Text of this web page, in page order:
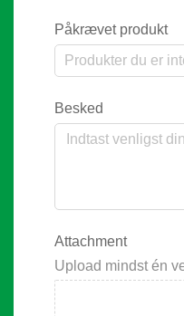
Påkrævet produkt
Besked
Attachment
Upload mindst én